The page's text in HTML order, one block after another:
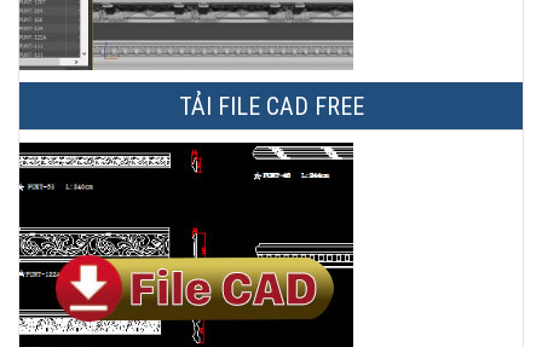
TẢI FILE CAD FREE